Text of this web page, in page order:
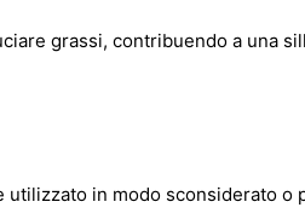
grassi, contribuendo a una
utilizzato in modo sconsiderato o